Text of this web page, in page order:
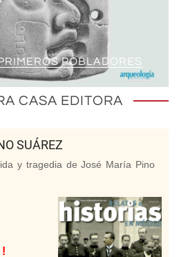
POBLADORES
CASA EDITORA
SUÁREZ
y tragedia de José María Pino
!